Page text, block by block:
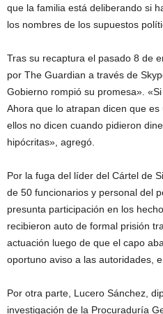
que la familia está deliberando si
los nombres de los supuestos
Tras su recaptura el pasado 8 de
por The Guardian a través de
Gobierno rompió su promesa».
Ahora que lo atrapan dicen que
ellos no dicen cuando pidieron
hipócritas», agregó.
Por la fuga del líder del Cártel de
de 50 funcionarios y personal del
presunta participación en los
recibieron auto de formal prisión
actuación luego de que el capo
oportuno aviso a las autoridades,
Por otra parte, Lucero Sánchez,
investigación de la Procuraduría